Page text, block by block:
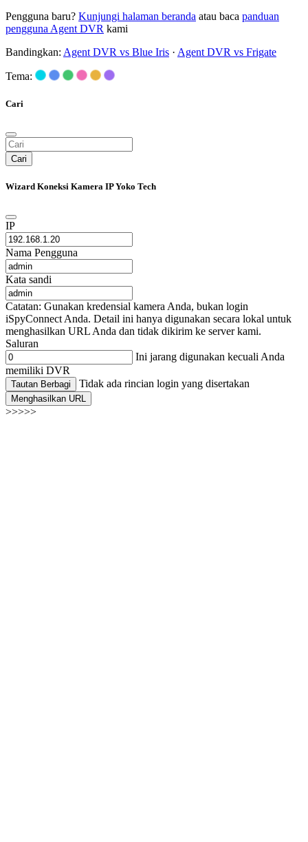
Pengguna baru? Kunjungi halaman beranda atau baca panduan
pengguna Agent DVR kami
Bandingkan: Agent DVR vs Blue Iris · Agent DVR vs Frigate
Tema:
Cari
Cari
Wizard Koneksi Kamera IP Yoko Tech
IP
Nama Pengguna
Kata sandi
Catatan: Gunakan kredensial kamera Anda, bukan login
iSpyConnect Anda. Detail ini hanya digunakan secara lokal untuk
menghasilkan URL Anda dan tidak dikirim ke server kami.
Saluran
Ini jarang digunakan kecuali Anda
memiliki DVR
Tautan Berbagi Tidak ada rincian login yang disertakan
Menghasilkan URL
>>>>>